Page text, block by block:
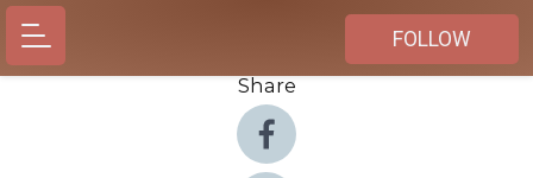
FOLLOW
Share